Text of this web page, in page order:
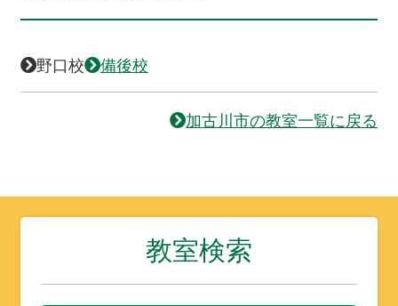
野口校 備後校
加古川市の教室一覧に戻る
教室検索